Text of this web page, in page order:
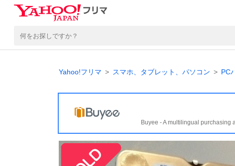
Yahoo!フリマ スマホ、タブレット、パソコン PC
Buyee - A multilingual purchasing